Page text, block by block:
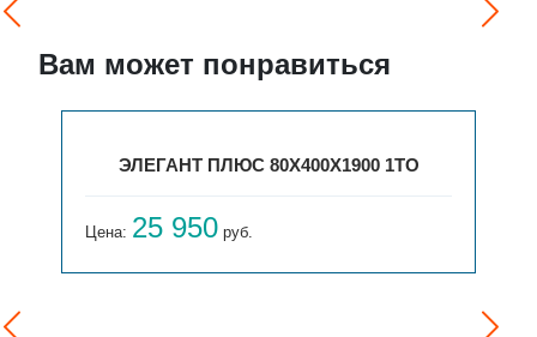
Вам может понравиться
ЭЛЕГАНТ ПЛЮС 80X400X1900 1ТО
Цена: 25 950 руб.